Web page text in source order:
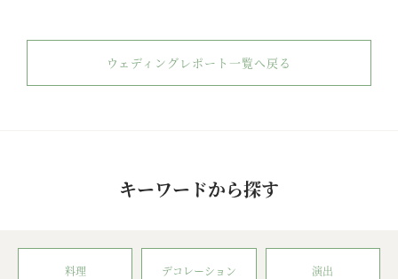
ウェディングレポート一覧へ戻る
キーワードから探す
料理 デコレーション 演出